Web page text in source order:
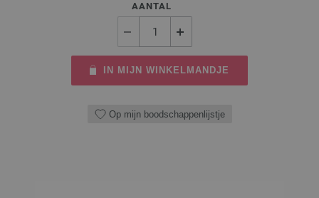
AANTAL
IN MIJN WINKELMANDJE
Op mijn boodschappenlijstje